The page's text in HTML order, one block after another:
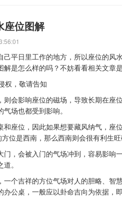
座位图解
平日里工作的地方，所以座位的风
是怎么样的吗？不妨看看相关文章
权，敬请告知
会影响座位的磁场，导致长期在座
场也都受到影响。
座位，因此如果想要藏风纳气，座
位是西南，那么西南则会很有利生旺
，会被入门的气场冲到，容易影响
。
吉祥的方位气场对人的胆略、智
公桌，一般应以卦命吉向为依据，